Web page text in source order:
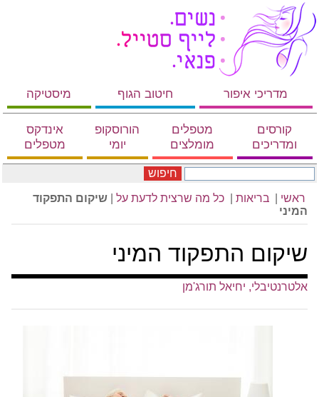
מדריכי איפור חיטוב הגוף מיסטיקה
קורסים
ומדריכים
מטפלים
מומלצים
הורוסקופ
יומי
אינדקס
מטפלים
חיפוש
ראשי בריאות כל מה שרצית לדעת על| שיקום התפקוד
המיני
שיקום התפקוד המיני
אלטרנטיבלי, יחיאל תורג'מן